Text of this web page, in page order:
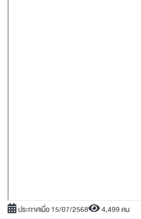
ประกาศเมื่อ 15/07/2568 4,499 คน